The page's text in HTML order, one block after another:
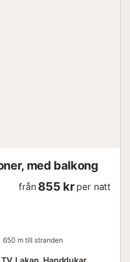
med balkong
från 855 kr per natt
650 m till stranden
Lakan, Handdukar